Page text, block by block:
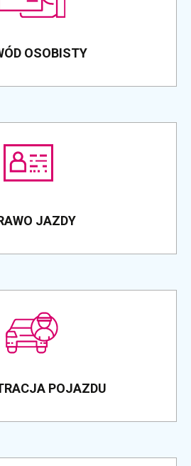
OSOBISTY
JAZDY
POJAZDU